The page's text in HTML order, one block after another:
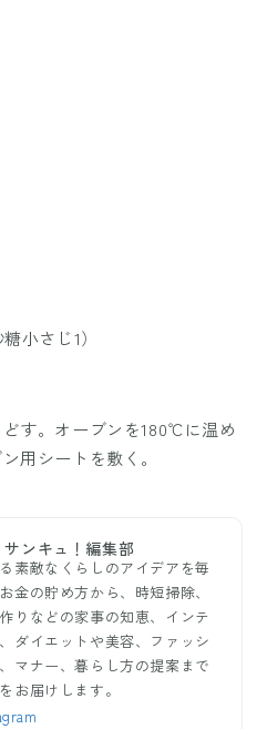
小さじ1）
す。オーブンを180℃に温め
用シートを敷く。
サンキュ！編集部
素敵なくらしのアイデアを毎
金の貯め方から、時短掃除、
りなどの家事の知恵、インテ
ダイエットや美容、ファッシ
マナー、暮らし方の提案まで
お届けします。